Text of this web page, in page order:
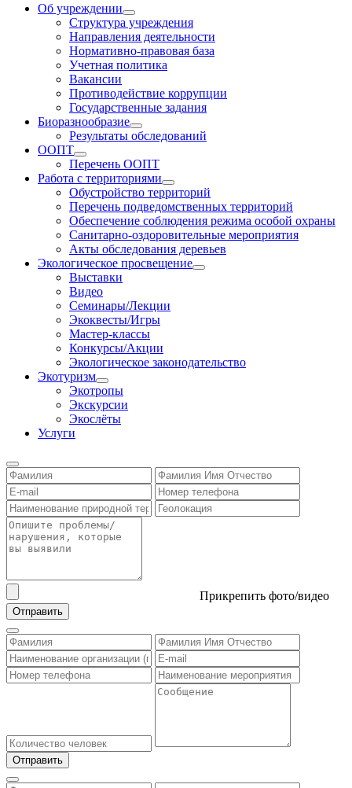
Об учреждении
Структура учреждения
Направления деятельности
Нормативно-правовая база
Учетная политика
Вакансии
Противодействие коррупции
Государственные задания
Биоразнообразие
Результаты обследований
ООПТ
Перечень ООПТ
Работа с территориями
Обустройство территорий
Перечень подведомственных территорий
Обеспечение соблюдения режима особой охраны
Санитарно-оздоровительные мероприятия
Акты обследования деревьев
Экологическое просвещение
Выставки
Видео
Семинары/Лекции
Экоквесты/Игры
Мастер-классы
Конкурсы/Акции
Экологическое законодательство
Экотуризм
Экотропы
Экскурсии
Экослёты
Услуги
Прикрепить фото/видео
Отправить
Отправить